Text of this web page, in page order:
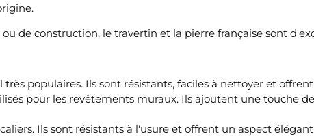
de construction, le travertin et la pierre française sont
populaires. Ils sont résistants, faciles à nettoyer et
pour les revêtements muraux. Ils ajoutent une touche
Ils sont résistants à l'usure et offrent un aspect